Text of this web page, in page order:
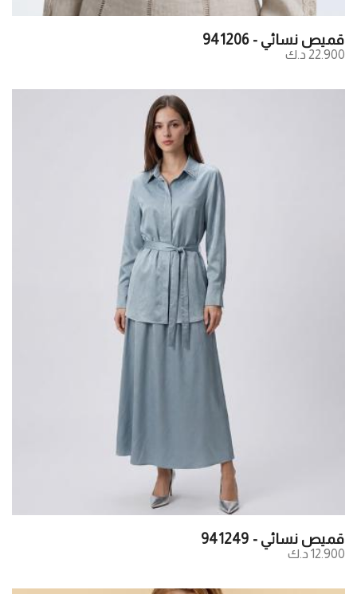
قميص نسائي - 941206
22.900 د.ك
قميص نسائي - 941249
12.900 د.ك